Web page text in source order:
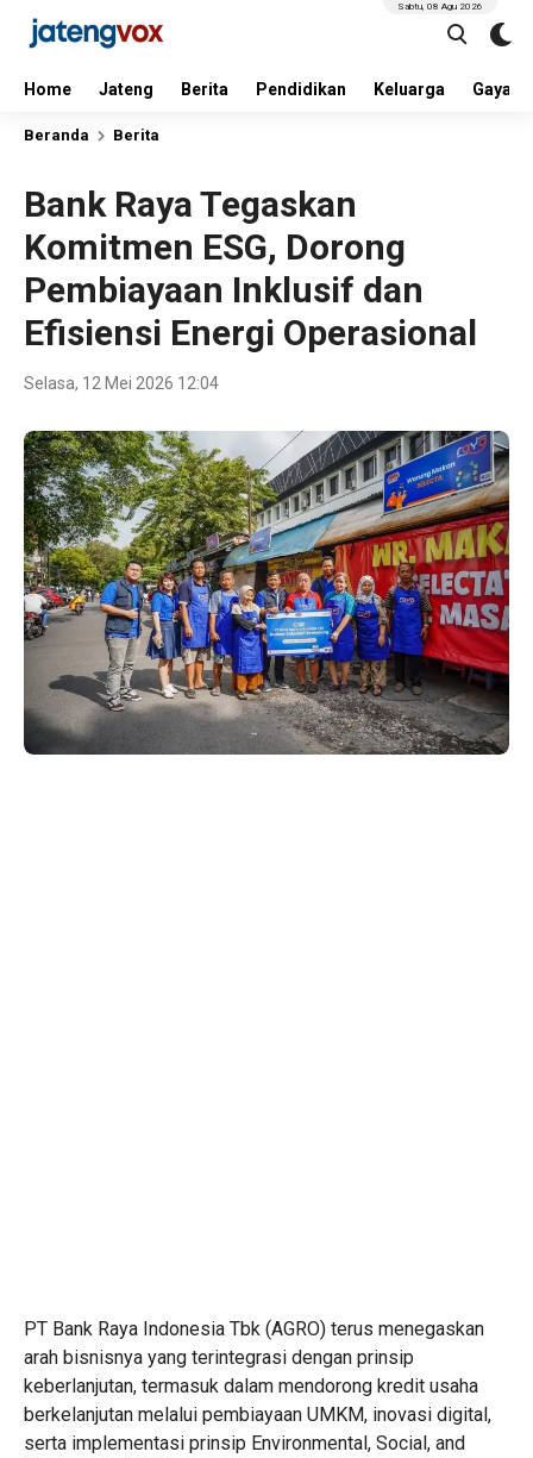
Home Jateng Berita Pendidikan Keluarga Gaya
Sabtu, 08 Agu 2026
Beranda Berita
Bank Raya Tegaskan
Komitmen ESG, Dorong
Pembiayaan Inklusif dan
Efisiensi Energi Operasional
Selasa, 12 Mei 2026 12:04
PT Bank Raya Indonesia Tbk (AGRO) terus menegaskan
arah bisnisnya yang terintegrasi dengan prinsip
keberlanjutan, termasuk dalam mendorong kredit usaha
berkelanjutan melalui pembiayaan UMKM, inovasi digital,
serta implementasi prinsip Environmental, Social, and